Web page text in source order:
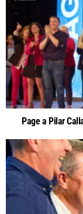
Page a Pilar